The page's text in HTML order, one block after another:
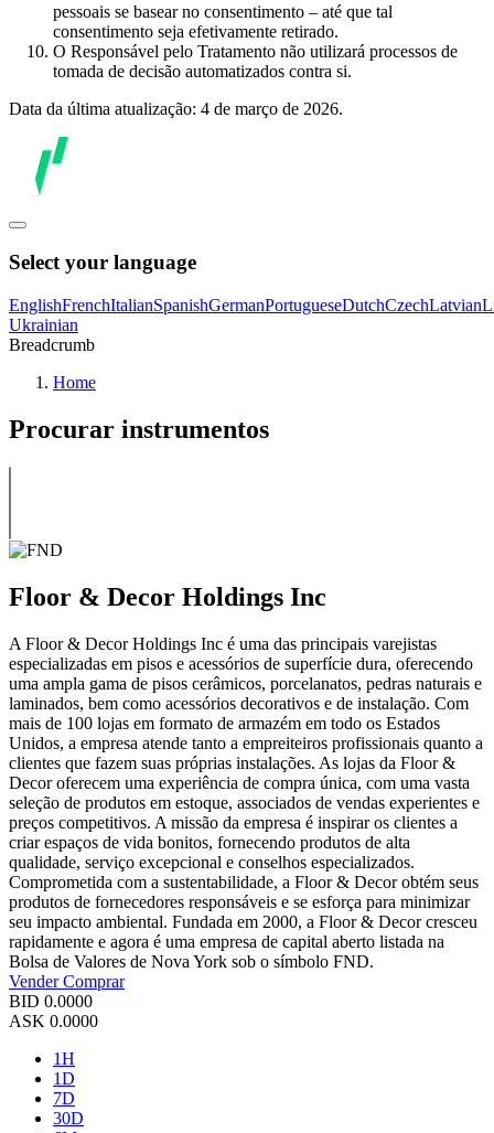
pessoais se basear no consentimento – até que tal
consentimento seja efetivamente retirado.
O Responsável pelo Tratamento não utilizará processos de
tomada de decisão automatizados contra si.
Data da última atualização: 4 de março de 2026.
Select your language
EnglishFrenchItalianSpanishGermanPortugueseDutchCzechLatvian
Ukrainian
Breadcrumb
Home
Procurar instrumentos
Floor & Decor Holdings Inc
A Floor & Decor Holdings Inc é uma das principais varejistas
especializadas em pisos e acessórios de superfície dura, oferecendo
uma ampla gama de pisos cerâmicos, porcelanatos, pedras naturais e
laminados, bem como acessórios decorativos e de instalação. Com
mais de 100 lojas em formato de armazém em todo os Estados
Unidos, a empresa atende tanto a empreiteiros profissionais quanto a
clientes que fazem suas próprias instalações. As lojas da Floor &
Decor oferecem uma experiência de compra única, com uma vasta
seleção de produtos em estoque, associados de vendas experientes e
preços competitivos. A missão da empresa é inspirar os clientes a
criar espaços de vida bonitos, fornecendo produtos de alta
qualidade, serviço excepcional e conselhos especializados.
Comprometida com a sustentabilidade, a Floor & Decor obtém seus
produtos de fornecedores responsáveis e se esforça para minimizar
seu impacto ambiental. Fundada em 2000, a Floor & Decor cresceu
rapidamente e agora é uma empresa de capital aberto listada na
Bolsa de Valores de Nova York sob o símbolo FND.
VenderComprar
BID 0.0000
ASK 0.0000
1H
1D
7D
30D